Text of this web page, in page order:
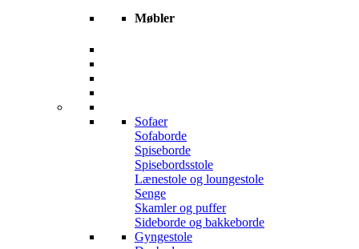
Møbler
Sofaer
Sofaborde
Spiseborde
Spisebordsstole
Lænestole og loungestole
Senge
Skamler og puffer
Sideborde og bakkeborde
Gyngestole